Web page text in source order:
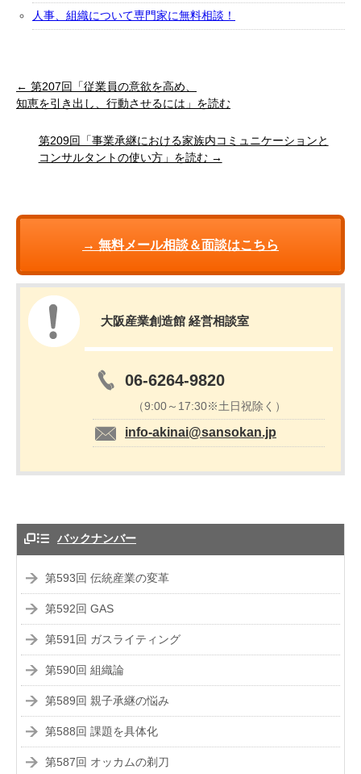
人事、組織について専門家に無料相談！
← 第207回「従業員の意欲を高め、
知恵を引き出し、行動させるには」を読む
第209回「事業承継における家族内コミュニケーションと
コンサルタントの使い方」を読む →
→ 無料メール相談＆面談はこちら
大阪産業創造館 経営相談室
06-6264-9820
（9:00～17:30※土日祝除く）
info-akinai@sansokan.jp
バックナンバー
第593回 伝統産業の変革
第592回 GAS
第591回 ガスライティング
第590回 組織論
第589回 親子承継の悩み
第588回 課題を具体化
第587回 オッカムの剃刀